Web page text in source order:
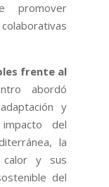
promover
frente al
abordó
y
del
la
calor y sus
del